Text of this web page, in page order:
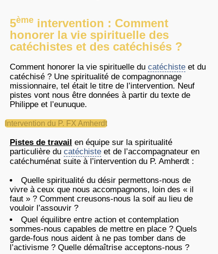
5ème intervention : Comment
honorer la vie spirituelle des
catéchistes et des catéchisés ?
Comment honorer la vie spirituelle du catéchiste et du
catéchisé ? Une spiritualité de compagnonnage
missionnaire, tel était le titre de l’intervention. Neuf
pistes vont nous être données à partir du texte de
Philippe et l’eunuque.
Intervention du P. FX Amherdt
Pistes de travail en équipe sur la spiritualité
particulière du catéchiste et de l’accompagnateur en
catéchuménat suite à l’intervention du P. Amherdt :
Quelle spiritualité du désir permettons-nous de
vivre à ceux que nous accompagnons, loin des « il
faut » ? Comment creusons-nous la soif au lieu de
vouloir l’assouvir ?
Quel équilibre entre action et contemplation
sommes-nous capables de mettre en place ? Quels
garde-fous nous aident à ne pas tomber dans de
l’activisme ? Quelle démaîtrise acceptons-nous ?